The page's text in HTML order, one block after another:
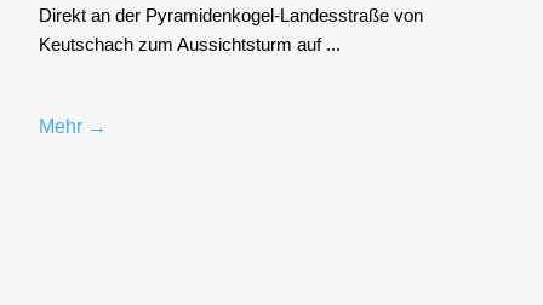
Direkt an der Pyra­mi­den­ko­gel-Lan­des­stra­ße von
Keutschach zum Aus­sichts­turm auf ...
Mehr →